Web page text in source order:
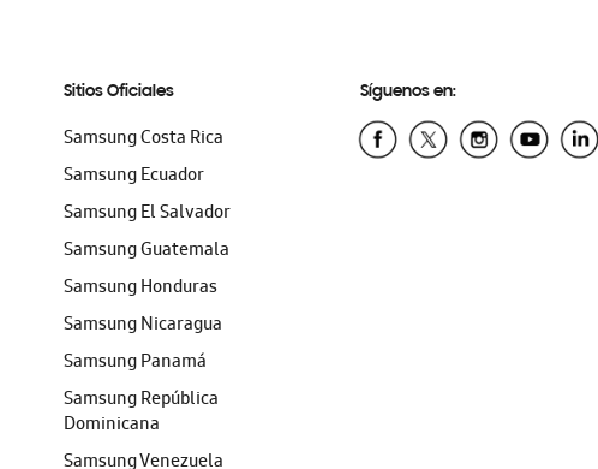
Sitios Oficiales
Samsung Costa Rica
Samsung Ecuador
Samsung El Salvador
Samsung Guatemala
Samsung Honduras
Samsung Nicaragua
Samsung Panamá
Samsung República
Dominicana
Samsung Venezuela
Síguenos en: